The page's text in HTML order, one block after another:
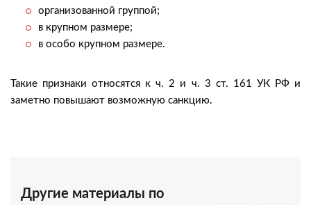
организованной группой;
в крупном размере;
в особо крупном размере.
Такие признаки относятся к ч. 2 и ч. 3 ст. 161 УК РФ и
заметно повышают возможную санкцию.
Другие материалы по